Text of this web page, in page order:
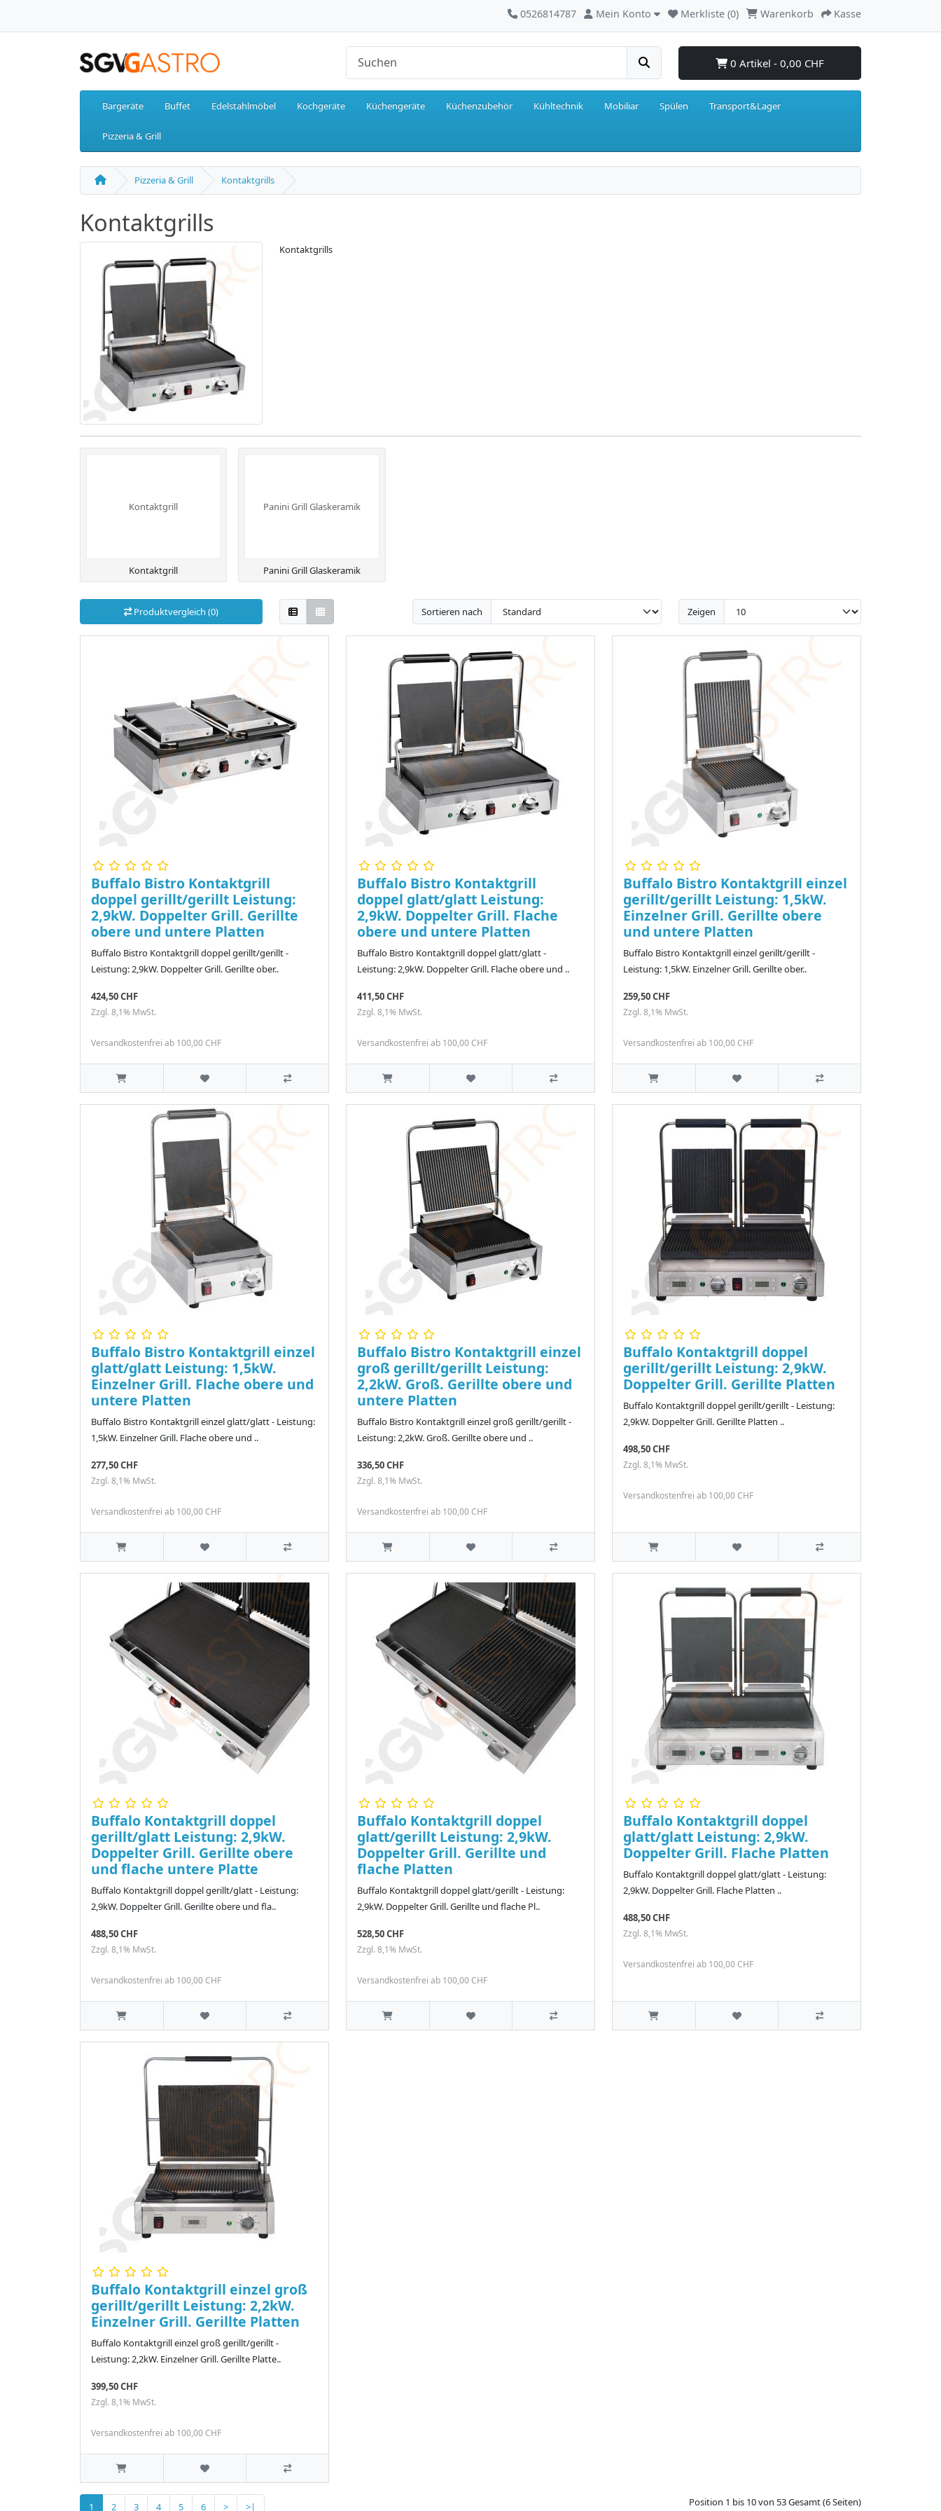
0526814787 Mein Konto Merkliste (0) Warenkorb Kasse
0 Artikel - 0,00 CHF
Bargeräte Buffet Edelstahlmöbel Kochgeräte Küchengeräte Küchenzubehör Kühltechnik Mobiliar Spülen Transport&Lager
Pizzeria & Grill
Pizzeria & Grill Kontaktgrills
Kontaktgrills
Kontaktgrills
Kontaktgrill
Kontaktgrill
Panini Grill Glaskeramik
Panini Grill Glaskeramik
Produktvergleich (0) Sortieren nach Zeigen
Buffalo Bistro Kontaktgrill
doppel gerillt/gerillt Leistung:
2,9kW. Doppelter Grill. Gerillte
obere und untere Platten
Buffalo Bistro Kontaktgrill doppel gerillt/gerillt -
Leistung: 2,9kW. Doppelter Grill. Gerillte ober..
424,50 CHF
Zzgl. 8,1% MwSt.
Versandkostenfrei ab 100,00 CHF
Buffalo Bistro Kontaktgrill
doppel glatt/glatt Leistung:
2,9kW. Doppelter Grill. Flache
obere und untere Platten
Buffalo Bistro Kontaktgrill doppel glatt/glatt -
Leistung: 2,9kW. Doppelter Grill. Flache obere und ..
411,50 CHF
Zzgl. 8,1% MwSt.
Versandkostenfrei ab 100,00 CHF
Buffalo Bistro Kontaktgrill einzel
gerillt/gerillt Leistung: 1,5kW.
Einzelner Grill. Gerillte obere
und untere Platten
Buffalo Bistro Kontaktgrill einzel gerillt/gerillt -
Leistung: 1,5kW. Einzelner Grill. Gerillte ober..
259,50 CHF
Zzgl. 8,1% MwSt.
Versandkostenfrei ab 100,00 CHF
Buffalo Bistro Kontaktgrill einzel
glatt/glatt Leistung: 1,5kW.
Einzelner Grill. Flache obere und
untere Platten
Buffalo Bistro Kontaktgrill einzel glatt/glatt - Leistung:
1,5kW. Einzelner Grill. Flache obere und ..
277,50 CHF
Zzgl. 8,1% MwSt.
Versandkostenfrei ab 100,00 CHF
Buffalo Bistro Kontaktgrill einzel
groß gerillt/gerillt Leistung:
2,2kW. Groß. Gerillte obere und
untere Platten
Buffalo Bistro Kontaktgrill einzel groß gerillt/gerillt -
Leistung: 2,2kW. Groß. Gerillte obere und ..
336,50 CHF
Zzgl. 8,1% MwSt.
Versandkostenfrei ab 100,00 CHF
Buffalo Kontaktgrill doppel
gerillt/gerillt Leistung: 2,9kW.
Doppelter Grill. Gerillte Platten
Buffalo Kontaktgrill doppel gerillt/gerillt - Leistung:
2,9kW. Doppelter Grill. Gerillte Platten ..
498,50 CHF
Zzgl. 8,1% MwSt.
Versandkostenfrei ab 100,00 CHF
Buffalo Kontaktgrill doppel
gerillt/glatt Leistung: 2,9kW.
Doppelter Grill. Gerillte obere
und flache untere Platte
Buffalo Kontaktgrill doppel gerillt/glatt - Leistung:
2,9kW. Doppelter Grill. Gerillte obere und fla..
488,50 CHF
Zzgl. 8,1% MwSt.
Versandkostenfrei ab 100,00 CHF
Buffalo Kontaktgrill doppel
glatt/gerillt Leistung: 2,9kW.
Doppelter Grill. Gerillte und
flache Platten
Buffalo Kontaktgrill doppel glatt/gerillt - Leistung:
2,9kW. Doppelter Grill. Gerillte und flache Pl..
528,50 CHF
Zzgl. 8,1% MwSt.
Versandkostenfrei ab 100,00 CHF
Buffalo Kontaktgrill doppel
glatt/glatt Leistung: 2,9kW.
Doppelter Grill. Flache Platten
Buffalo Kontaktgrill doppel glatt/glatt - Leistung:
2,9kW. Doppelter Grill. Flache Platten ..
488,50 CHF
Zzgl. 8,1% MwSt.
Versandkostenfrei ab 100,00 CHF
Buffalo Kontaktgrill einzel groß
gerillt/gerillt Leistung: 2,2kW.
Einzelner Grill. Gerillte Platten
Buffalo Kontaktgrill einzel groß gerillt/gerillt -
Leistung: 2,2kW. Einzelner Grill. Gerillte Platte..
399,50 CHF
Zzgl. 8,1% MwSt.
Versandkostenfrei ab 100,00 CHF
1 2 3 4 5 6 > >| Position 1 bis 10 von 53 Gesamt (6 Seiten)